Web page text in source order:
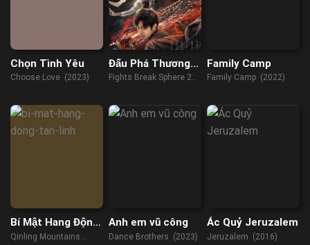
Chọn Tình Yêu
Choose Love (2023)
Đấu Phá Thương
Khung: Thức Tỉnh
Fights Break Sphere 2
Family Camp
Family Camp (2022)
Bí Mật Hang Động
Tần Lĩnh
Qinling Mountains
Anh em vũ công
Dance Brothers (2023)
Ác Quỷ Jeruzalem
Jeruzalem (2016)